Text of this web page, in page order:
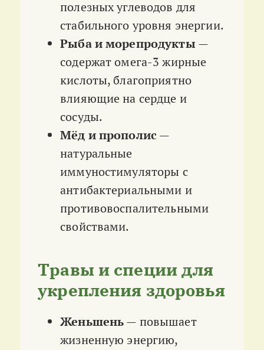
полезных углеводов для
стабильного уровня энергии.
Рыба и морепродукты —
содержат омега-3 жирные
кислоты, благоприятно
влияющие на сердце и
сосуды.
Мёд и прополис —
натуральные
иммуностимуляторы с
антибактериальными и
противовоспалительными
свойствами.
Травы и специи для
укрепления здоровья
Женьшень— повышает
жизненную энергию,